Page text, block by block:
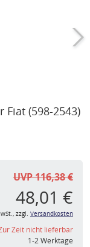
Fiat (598-2543)
UVP 116,38 €
48,01 €
zzgl. Versandkosten
Zeit nicht lieferbar
1-2 Werktage